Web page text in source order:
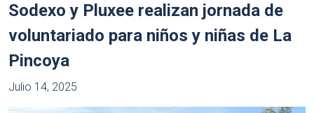
Sodexo y Pluxee realizan jornada de
voluntariado para niños y niñas de La
Pincoya
Julio 14, 2025